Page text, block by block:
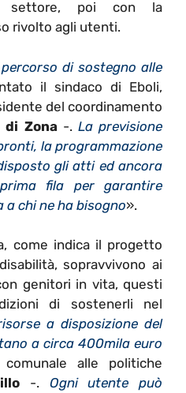
settore, poi con la
rivolto agli utenti.
di sostegno alle
il sindaco di Eboli,
del coordinamento
di Zona-. La previsione
la programmazione
gli atti ed ancora
fila per garantire
chi ne ha bisogno».
come indica il progetto
sopravvivono ai
genitori in vita, questi
di sostenerli nel
a disposizione del
a circa 400mila euro
comunale alle politiche
-. Ogni utente può